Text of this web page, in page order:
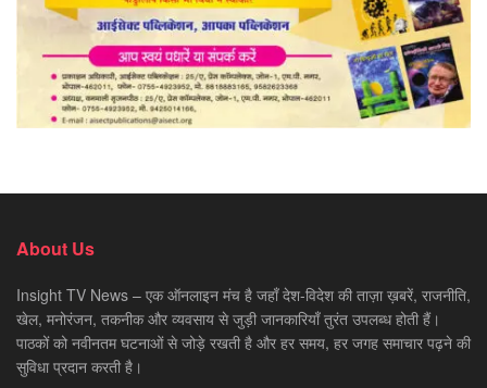
About Us
Insight TV News – एक ऑनलाइन मंच है जहाँ देश-विदेश की ताज़ा ख़बरें, राजनीति,
खेल, मनोरंजन, तकनीक और व्यवसाय से जुड़ी जानकारियाँ तुरंत उपलब्ध होती हैं।
पाठकों को नवीनतम घटनाओं से जोड़े रखती है और हर समय, हर जगह समाचार पढ़ने की
सुविधा प्रदान करती है।